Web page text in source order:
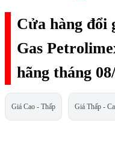
Cửa hàng đổi
Gas
hãng tháng
Giá Cao - Thấp Giá Thấp -